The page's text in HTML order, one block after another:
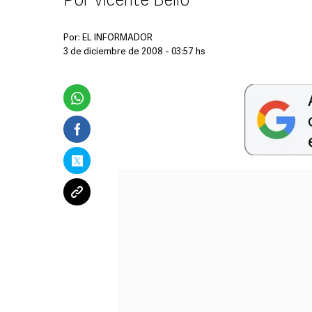
Por: EL INFORMADOR
3 de diciembre de 2008 - 03:57 hs